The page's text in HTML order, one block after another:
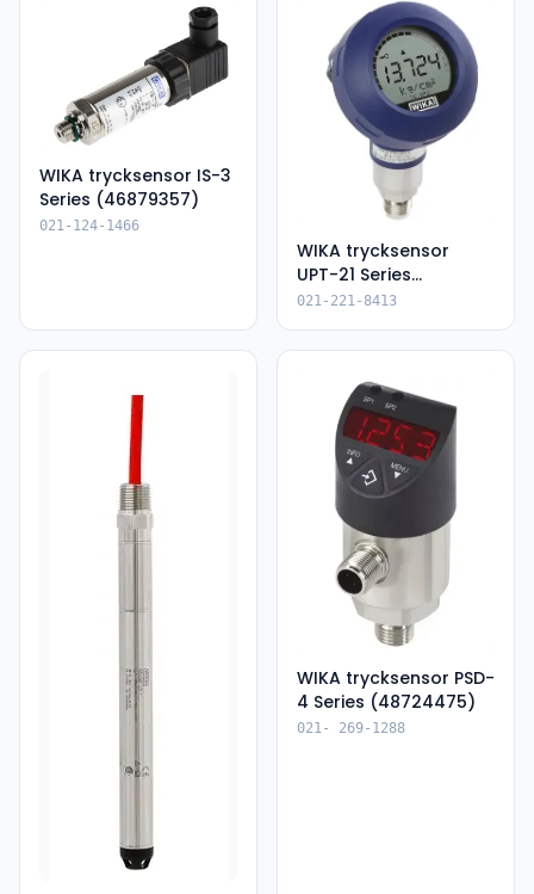
WIKA trycksensor IS-3
Series (46879357)
021-124-1466
WIKA trycksensor
UPT-21 Series
(14119481)
021-221-8413
WIKA trycksensor PSD-
4 Series (48724475)
021- 269-1288